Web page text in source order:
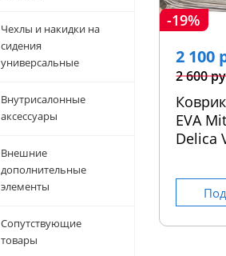
Чехлы и накидки на
сидения
универсальные
Внутрисалонные
аксессуары
Внешние
дополнительные
элементы
Сопутствующие
товары
-19%
2 100
2 600
EVA
Delica